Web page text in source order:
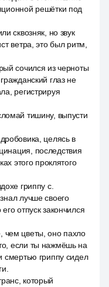
решётки под
сквозняк, но звук
ветра, это был ритм,
сочился из черноты
глаз не
регистрируя
тишину, выпусти
целясь в
последствия
этого проклятого
гриппу с.
лучше своего
отпуск закончился
чем цветы, оно пахло
если ты нажмёшь на
смертью гриппу сидел
который